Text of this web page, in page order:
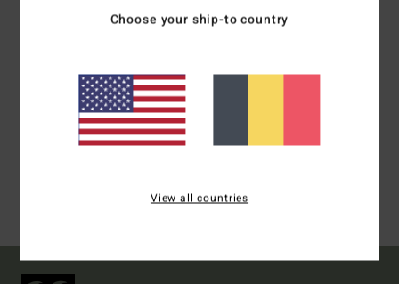
votre liste de Noël non ? Ou de remplacer ce sweat à
exclusives ! Billabong a pensé à tout le monde avec des
vestes de snow pour les groms, des pulls chauds pour
ceux qui veulent aller surveiller les vagues au petit matin
et des pantalons de jogging pour bien récupérer après
une bonne session hivernale. À l’occasion du Cyber
sweats, vestes, bonnets et boardshorts en promotion
alors ne passez pas à côté !
Choose your ship-to country
View all countries